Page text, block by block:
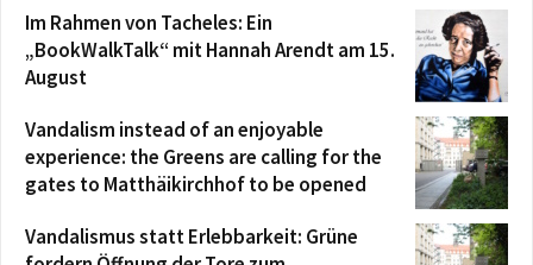
Im Rahmen von Tacheles: Ein
„BookWalkTalk“ mit Hannah Arendt am 15.
August
Vandalism instead of an enjoyable
experience: the Greens are calling for the
gates to Matthäikirchhof to be opened
Vandalismus statt Erlebbarkeit: Grüne